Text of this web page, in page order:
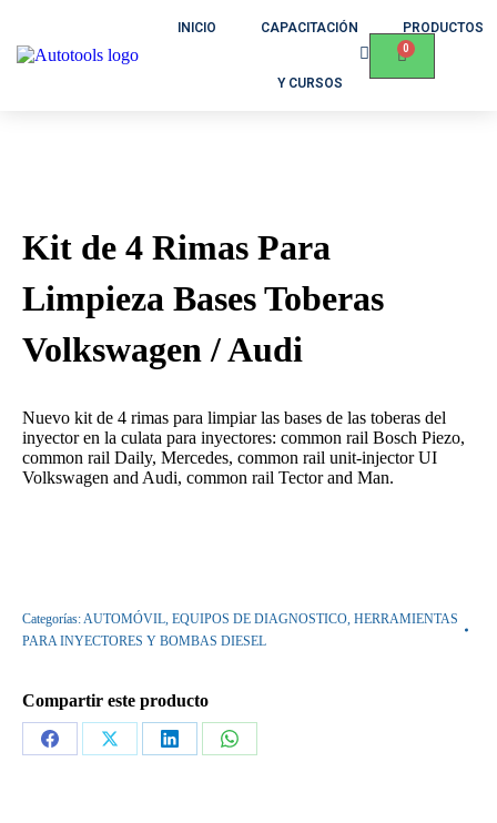
INICIO CAPACITACIÓN
Y CURSOS
PRODUCTOS
Kit de 4 Rimas Para
Limpieza Bases Toberas
Volkswagen / Audi
Nuevo kit de 4 rimas para limpiar las bases de las toberas del
inyector en la culata para inyectores: common rail Bosch Piezo,
common rail Daily, Mercedes, common rail unit-injector UI
Volkswagen and Audi, common rail Tector and Man.
Categorías: AUTOMÓVIL EQUIPOS DE DIAGNOSTICO HERRAMIENTAS
PARA INYECTORES Y BOMBAS DIESEL
Compartir este producto